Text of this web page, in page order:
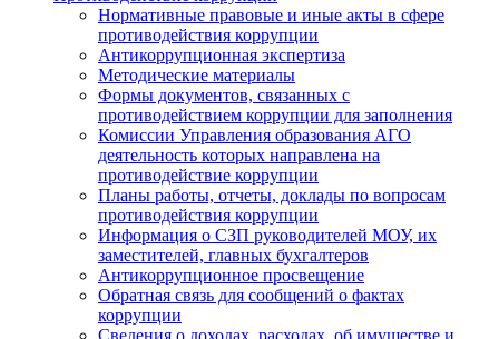
Нормативные правовые и иные акты в сфере
противодействия коррупции
Антикоррупционная экспертиза
Методические материалы
Формы документов, связанных с
противодействием коррупции для заполнения
Комиссии Управления образования АГО
деятельность которых направлена на
противодействие коррупции
Планы работы, отчеты, доклады по вопросам
противодействия коррупции
Информация о СЗП руководителей МОУ, их
заместителей, главных бухгалтеров
Антикоррупционное просвещение
Обратная связь для сообщений о фактах
коррупции